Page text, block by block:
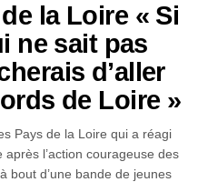
la Loire « Si
ne sait pas
d’aller
de Loire »
Pays de la Loire qui a réagi
l’action courageuse des
bout d’une bande de jeunes